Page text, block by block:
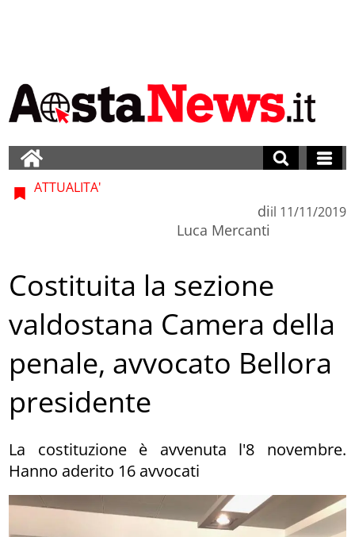
ATTUALITA'
di
Luca Mercanti
il 11/11/2019
Costituita la sezione
valdostana Camera della
penale, avvocato Bellora
presidente
La costituzione è avvenuta l'8 novembre.
Hanno aderito 16 avvocati